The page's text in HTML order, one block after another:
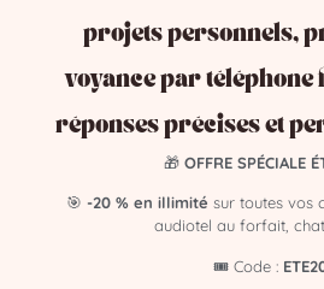
Ses
4 – 5 –
Ses chiffres
projets personnels,
voyance par téléphone
réponses précises et
🎁 OFFRE SPÉCIALE
🎯 -20 % en illimité sur toutes vos
audiotel au forfait,
🎟️ Code :